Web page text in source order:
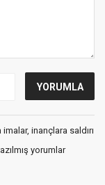
inançlara saldırı
yorumlar